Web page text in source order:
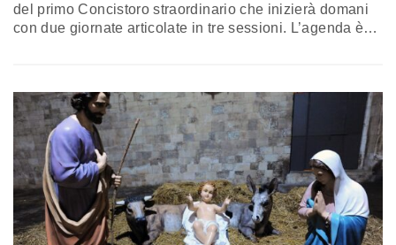
del primo Concistoro straordinario che inizierà domani
con due giornate articolate in tre sessioni. L’agenda è